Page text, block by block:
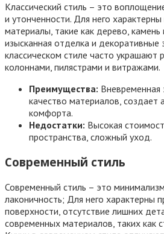
Классический стиль – это
и утонченности. Для него
материалы, такие как дерево,
изысканная отделка и декоративные
классическом стиле часто
колоннами, пилястрами и витражами.
Преимущества: Вневременная
качество материалов, создает
комфорта.
Недостатки: Высокая
пространства, сложный уход.
Современный стиль
Современный стиль – это
лаконичность; Для него характерны
поверхности, отсутствие лишних
современных материалов, таких как